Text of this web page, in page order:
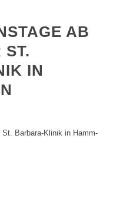
AB
ST.
IN
Barbara-Klinik in Hamm-